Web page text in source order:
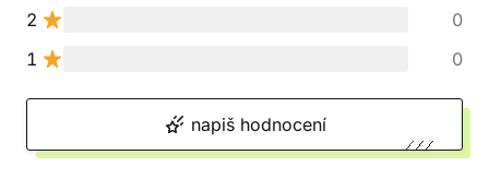
2
0
1
0
napiš hodnocení